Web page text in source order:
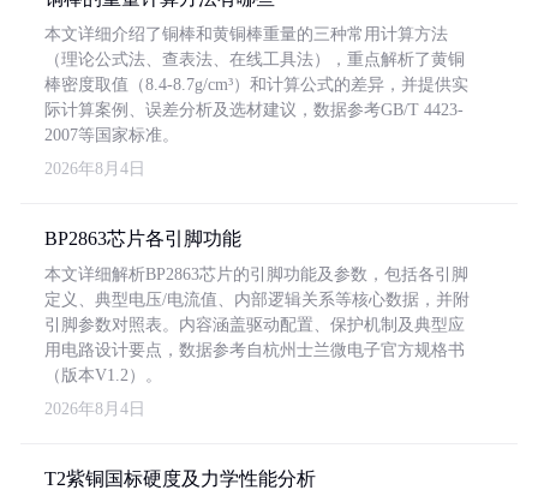
本文详细介绍了铜棒和黄铜棒重量的三种常用计算方法
（理论公式法、查表法、在线工具法），重点解析了黄铜
棒密度取值（8.4-8.7g/cm³）和计算公式的差异，并提供实
际计算案例、误差分析及选材建议，数据参考GB/T 4423-
2007等国家标准。
2026年8月4日
BP2863芯片各引脚功能
本文详细解析BP2863芯片的引脚功能及参数，包括各引脚
定义、典型电压/电流值、内部逻辑关系等核心数据，并附
引脚参数对照表。内容涵盖驱动配置、保护机制及典型应
用电路设计要点，数据参考自杭州士兰微电子官方规格书
（版本V1.2）。
2026年8月4日
T2紫铜国标硬度及力学性能分析